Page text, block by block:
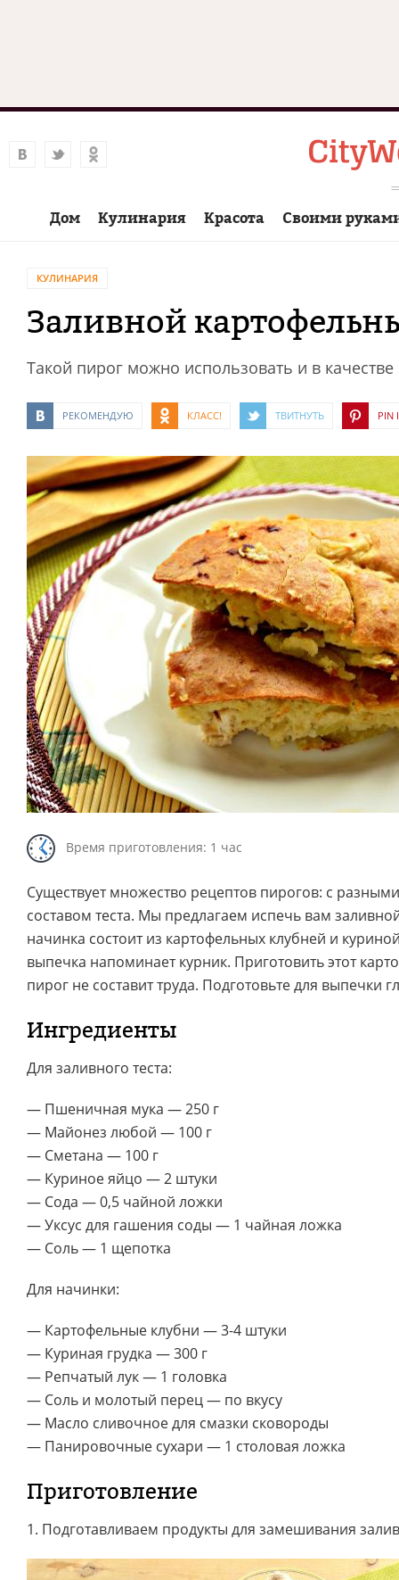
Дом Кулинария Красота Своими
КУЛИНАРИЯ
Заливной
Такой пирог можно использовать и в
РЕКОМЕНДУЮ КЛАСС! ТВИТНУТЬ PIN
Время приготовления: 1 час
Существует множество рецептов пирогов: с
составом теста. Мы предлагаем испечь вам
начинка состоит из картофельных клубней и
выпечка напоминает курник. Приготовить этот
пирог не составит труда. Подготовьте для выпечки
Ингредиенты
Для заливного теста:
— Пшеничная мука — 250 г
— Майонез любой — 100 г
— Сметана — 100 г
— Куриное яйцо — 2 штуки
— Сода — 0,5 чайной ложки
— Уксус для гашения соды — 1 чайная ложка
— Соль — 1 щепотка
Для начинки:
— Картофельные клубни — 3-4 штуки
— Куриная грудка — 300 г
— Репчатый лук — 1 головка
— Соль и молотый перец — по вкусу
— Масло сливочное для смазки сковороды
— Панировочные сухари — 1 столовая ложка
Приготовление
1. Подготавливаем продукты для замешивания